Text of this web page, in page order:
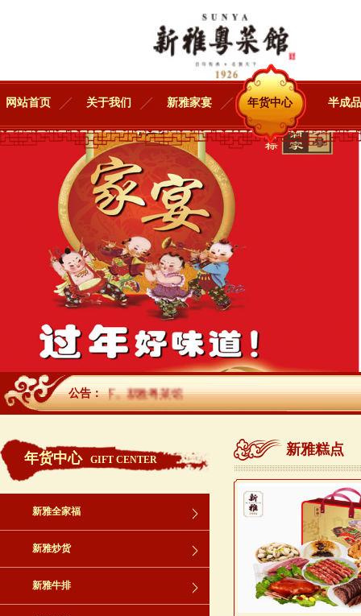
网站首页 关于我们 新雅家宴 年货中心 半成
公告：
百年传承，名扬天下。新雅粤菜馆
年货中心 GIFT CENTER
新雅全家福
新雅炒货
新雅牛排
新雅糕点